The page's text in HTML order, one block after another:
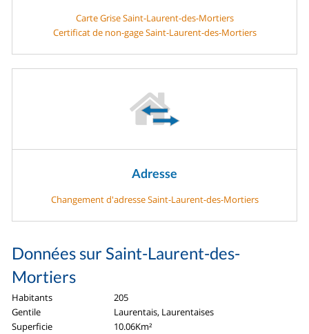
Carte Grise Saint-Laurent-des-Mortiers
Certificat de non-gage Saint-Laurent-des-Mortiers
Adresse
Changement d'adresse Saint-Laurent-des-Mortiers
Données sur Saint-Laurent-des-
Mortiers
Habitants
205
Gentile
Laurentais, Laurentaises
Superficie
10.06Km²